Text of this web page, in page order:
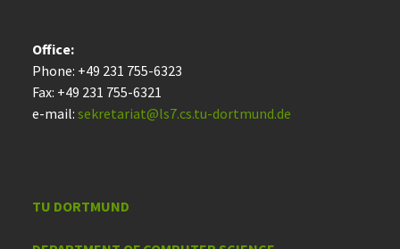
Office:
Phone: +49 231 755-6323
Fax: +49 231 755-6321
e-mail: sekretariat@ls7.cs.tu-dortmund.de
TU DORTMUND